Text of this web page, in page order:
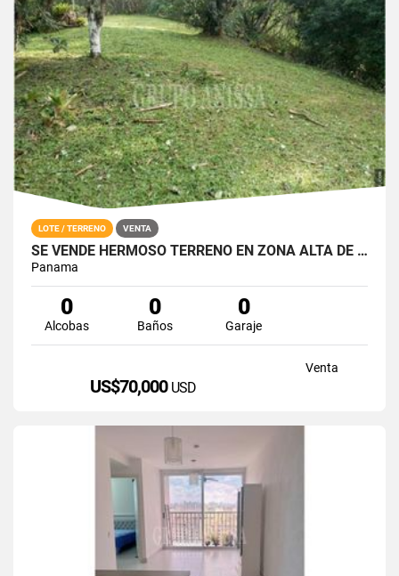
LOTE / TERRENO VENTA
SE VENDE HERMOSO TERRENO EN ZONA ALTA DE ALTOS DEL MARIA
Panama
0
Alcobas
0
Baños
0
Garaje
Venta
US$70,000 USD